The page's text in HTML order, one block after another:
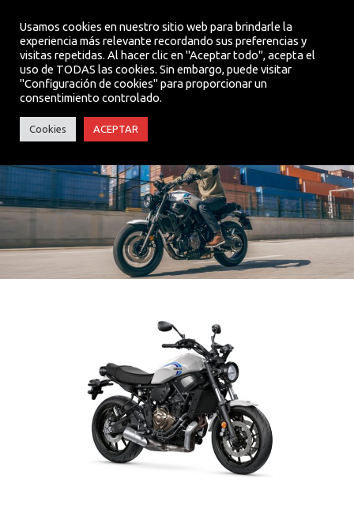
MENU
XSR 700
Usamos cookies en nuestro sitio web para brindarle la
experiencia más relevante recordando sus preferencias y
visitas repetidas. Al hacer clic en "Aceptar todo", acepta el
uso de TODAS las cookies. Sin embargo, puede visitar
"Configuración de cookies" para proporcionar un
consentimiento controlado.
Cookies ACEPTAR